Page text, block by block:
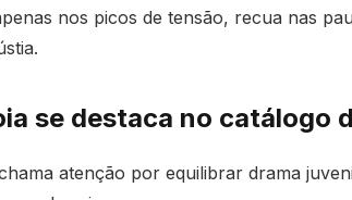
nos picos de tensão, recua nas
se destaca no catálogo
atenção por equilibrar drama